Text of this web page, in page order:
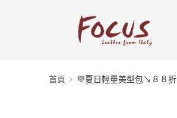
首頁 💜夏日輕量美型包↘８８折